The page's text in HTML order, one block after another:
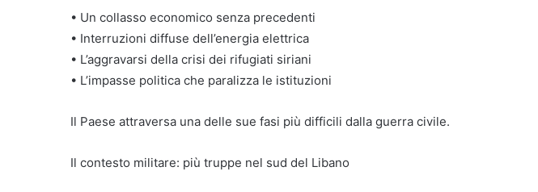
• Un collasso economico senza precedenti
• Interruzioni diffuse dell’energia elettrica
• L’aggravarsi della crisi dei rifugiati siriani
• L’impasse politica che paralizza le istituzioni
Il Paese attraversa una delle sue fasi più difficili dalla guerra civile.
Il contesto militare: più truppe nel sud del Libano